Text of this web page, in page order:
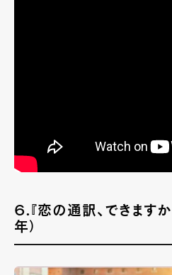
６.『恋の通訳、できます
年）